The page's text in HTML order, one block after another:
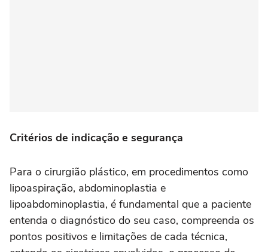
Critérios de indicação e segurança
Para o cirurgião plástico, em procedimentos como
lipoaspiração, abdominoplastia e
lipoabdominoplastia, é fundamental que a paciente
entenda o diagnóstico do seu caso, compreenda os
pontos positivos e limitações de cada técnica,